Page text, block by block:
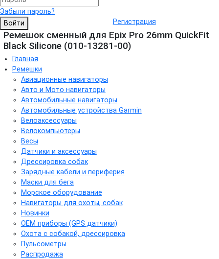
Забыли пароль?
Войти
Регистрация
Ремешок сменный для Epix Pro 26mm QuickFit
Black Silicone (010-13281-00)
Главная
Ремешки
Авиационные навигаторы
Авто и Мото навигаторы
Автомобильные навигаторы
Автомобильные устройства Garmin
Велоаксессуары
Велокомпьютеры
Весы
Датчики и аксессуары
Дрессировка собак
Зарядные кабели и периферия
Маски для бега
Морское оборудование
Навигаторы для охоты, собак
Новинки
ОЕМ приборы (GPS датчики)
Охота с собакой, дрессировка
Пульсометры
Распродажа